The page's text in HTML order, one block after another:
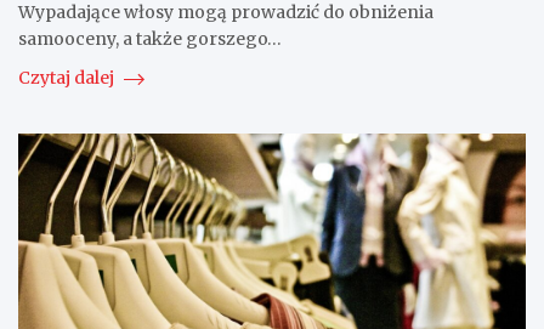
Wypadające włosy mogą prowadzić do obniżenia
samooceny, a także gorszego…
Czytaj dalej